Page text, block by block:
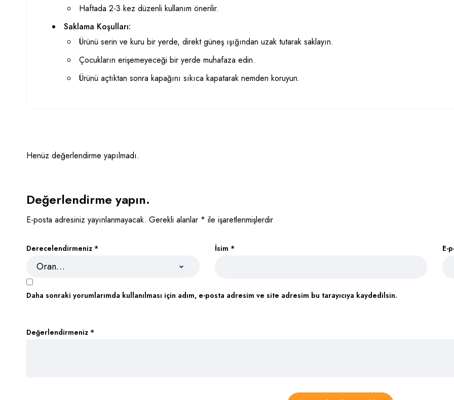
Haftada 2-3 kez düzenli kullanım önerilir.
Saklama Koşulları:
Ürünü serin ve kuru bir yerde, direkt güneş ışığından uzak tutarak saklayın.
Çocukların erişemeyeceği bir yerde muhafaza edin.
Ürünü açtıktan sonra kapağını sıkıca kapatarak nemden koruyun.
Henüz değerlendirme yapılmadı.
Değerlendirme yapın.
E-posta adresiniz yayınlanmayacak. Gerekli alanlar * ile işaretlenmişlerdir
Derecelendirmeniz *
Değerlendirmeniz *
İsim * E-
Daha sonraki yorumlarımda kullanılması için adım, e-posta adresim ve site adresim bu tarayıcıya kaydedilsin.